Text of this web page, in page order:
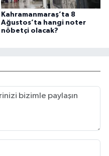
Kahramanmaraş’ta 8
Ağustos’ta hangi noter
nöbetçi olacak?